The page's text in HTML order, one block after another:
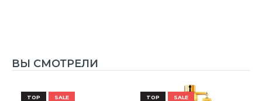
ВЫ СМОТРЕЛИ
TOP SALE TOP SALE